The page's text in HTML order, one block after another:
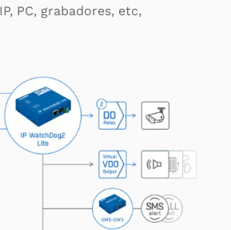
PC, grabadores, etc,